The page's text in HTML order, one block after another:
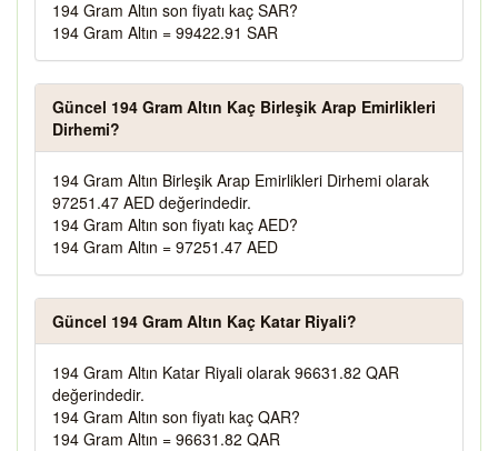
194 Gram Altın son fiyatı kaç SAR?
194 Gram Altın = 99422.91 SAR
Güncel 194 Gram Altın Kaç Birleşik Arap Emirlikleri
Dirhemi?
194 Gram Altın Birleşik Arap Emirlikleri Dirhemi olarak
97251.47 AED değerindedir.
194 Gram Altın son fiyatı kaç AED?
194 Gram Altın = 97251.47 AED
Güncel 194 Gram Altın Kaç Katar Riyali?
194 Gram Altın Katar Riyali olarak 96631.82 QAR
değerindedir.
194 Gram Altın son fiyatı kaç QAR?
194 Gram Altın = 96631.82 QAR